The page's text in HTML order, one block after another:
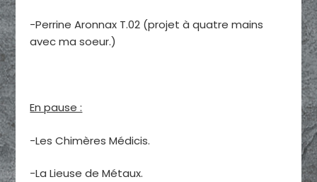
-Perrine Aronnax T.02 (projet à quatre mains
avec ma soeur.)
En pause :
-Les Chimères Médicis.
-La Lieuse de Métaux.